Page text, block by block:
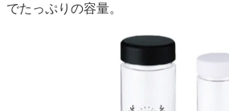
でたっぷりの容量。